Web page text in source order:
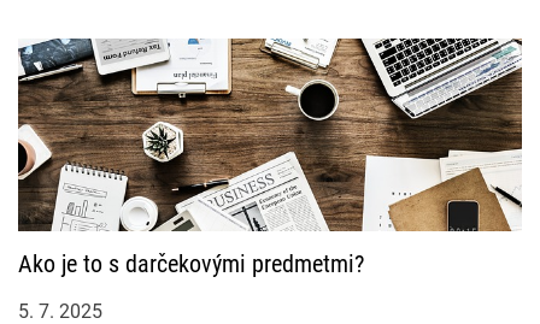
Ako je to s darčekovými predmetmi?
5. 7. 2025